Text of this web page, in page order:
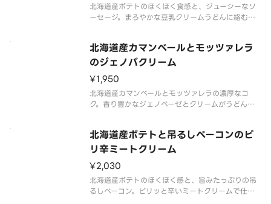
北海道産ポテトのほくほく食感と、ジューシーなソ
ーセージ。まろやかな豆乳クリームうどんに絡む、
北海道産カマンベールとモッツァレラ
のジェノバクリーム
¥1,950
北海道産カマンベールとモッツァレラの濃厚なコ
ク。香り豊かなジェノベーゼとクリームがうどんに
北海道産ポテトと吊るしベーコンのピ
リ辛ミートクリーム
¥2,030
北海道産ポテトのほくほく感と、旨みたっぷりの吊
るしベーコン。ピリッと辛いミートクリームで仕上